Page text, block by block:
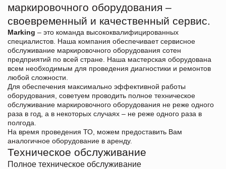
маркировочного оборудования –
своевременный и качественный сервис.
Marking – это команда высококвалифицированных
специалистов. Наша компания обеспечивает сервисное
обслуживание маркировочного оборудования сотен
предприятий по всей стране. Наша мастерская оборудована
всем необходимым для проведения диагностики и ремонтов
любой сложности.
Для обеспечения максимально эффективной работы
оборудования, советуем проводить полное техническое
обслуживание маркировочного оборудования не реже одного
раза в год, а в некоторых случаях – не реже одного раза в
полгода.
На время проведения ТО, можем предоставить Вам
аналогичное оборудование в аренду.
Техническое обслуживание
Полное техническое обслуживание